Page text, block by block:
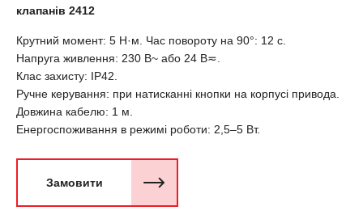
клапанів 2412
Крутний момент: 5 Н·м. Час повороту на 90°: 12 с.
Напруга живлення: 230 В~ або 24 В≂.
Клас захисту: IP42.
Ручне керування: при натисканні кнопки на корпусі привода.
Довжина кабелю: 1 м.
Енергоспоживання в режимі роботи: 2,5–5 Вт.
Замовити